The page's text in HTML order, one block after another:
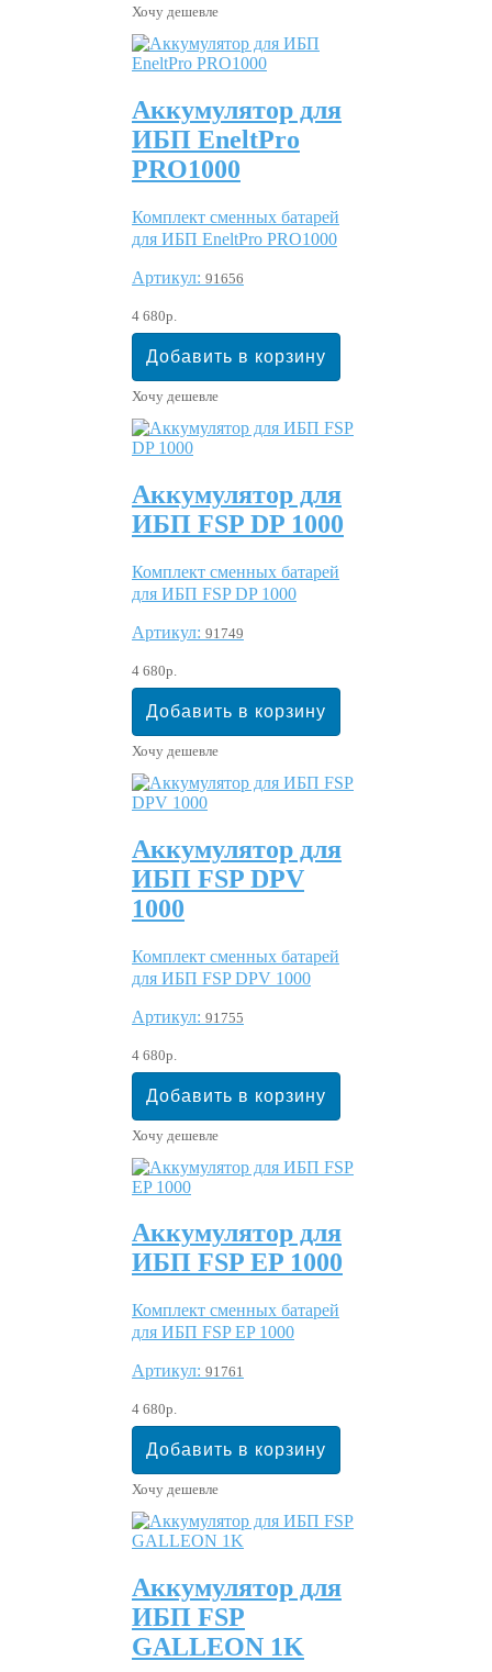
Хочу дешевле
Аккумулятор для
ИБП EneltPro
PRO1000
Комплект сменных батарей
для ИБП EneltPro PRO1000
Артикул: 91656
4 680р.
Хочу дешевле
Аккумулятор для
ИБП FSP DP 1000
Комплект сменных батарей
для ИБП FSP DP 1000
Артикул: 91749
4 680р.
Хочу дешевле
Аккумулятор для
ИБП FSP DPV
1000
Комплект сменных батарей
для ИБП FSP DPV 1000
Артикул: 91755
4 680р.
Хочу дешевле
Аккумулятор для
ИБП FSP EP 1000
Комплект сменных батарей
для ИБП FSP EP 1000
Артикул: 91761
4 680р.
Хочу дешевле
Аккумулятор для
ИБП FSP
GALLEON 1K